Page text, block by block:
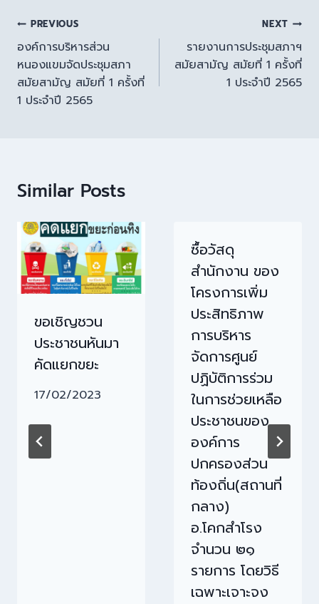
PREVIOUS
องค์การบริหารส่วน
หนองแขมจัดประชุมสภา
สมัยสามัญ สมัยที่ 1 ครั้งที่
1 ประจำปี 2565
NEXT
รายงานการประชุมสภาฯ
สมัยสามัญ สมัยที่ 1 ครั้งที่
1 ประจำปี 2565
Similar Posts
ขอเชิญชวน
ประชาชนหันมา
คัดแยกขยะ
17/02/2023
ซื้อวัสดุ
สำนักงาน ของ
โครงการเพิ่ม
ประสิทธิภาพ
การบริหาร
จัดการศูนย์
ปฏิบัติการร่วม
ในการช่วยเหลือ
ประชาชนของ
องค์การ
ปกครองส่วน
ท้องถิ่น(สถานที่
กลาง)
อ.โคกสำโรง
จำนวน ๒๑
รายการ โดยวิธี
เฉพาะเจาะจง